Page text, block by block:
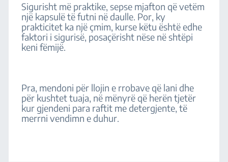
Sigurisht më praktike, sepse mjafton që vetëm
një kapsulë të futni në daulle. Por, ky
prakticitet ka një çmim, kurse këtu është edhe
faktori i sigurisë, posaçërisht nëse në shtëpi
keni fëmijë.
Pra, mendoni për llojin e rrobave që lani dhe
për kushtet tuaja, në mënyrë që herën tjetër
kur gjendeni para raftit me detergjente, të
merrni vendimn e duhur.